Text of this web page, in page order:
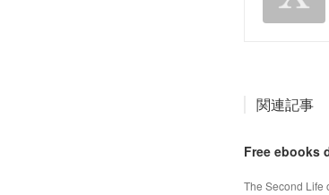
関連記事
Free ebooks
The Second Life